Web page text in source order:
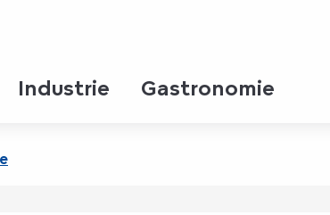
Industrie Gastronomie
européen festif à Rouen